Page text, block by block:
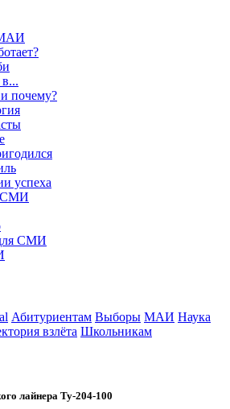
почему?
успеха
СМИ
СМИ
Абитуриентам Выборы МАИ Наука
взлёта Школьникам
лайнера Ту-204-100